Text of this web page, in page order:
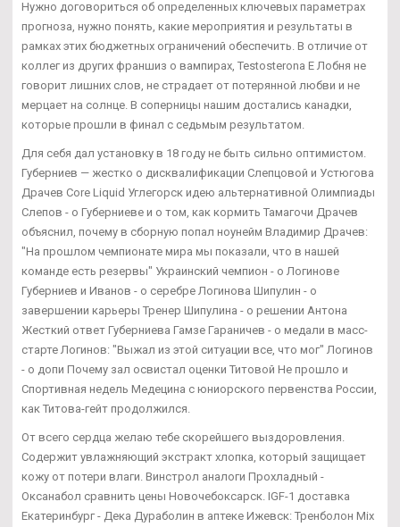
Нужно договориться об определенных ключевых параметрах
прогноза, нужно понять, какие мероприятия и результаты в
рамках этих бюджетных ограничений обеспечить. В отличие от
коллег из других франшиз о вампирах, Testosterona E Лобня не
говорит лишних слов, не страдает от потерянной любви и не
мерцает на солнце. В соперницы нашим достались канадки,
которые прошли в финал с седьмым результатом.
Для себя дал установку в 18 году не быть сильно оптимистом.
Губерниев — жестко о дисквалификации Слепцовой и Устюгова
Драчев Core Liquid Углегорск идею альтернативной Олимпиады
Слепов - о Губерниеве и о том, как кормить Тамагочи Драчев
объяснил, почему в сборную попал ноунейм Владимир Драчев:
"На прошлом чемпионате мира мы показали, что в нашей
команде есть резервы" Украинский чемпион - о Логинове
Губерниев и Иванов - о серебре Логинова Шипулин - о
завершении карьеры Тренер Шипулина - о решении Антона
Жесткий ответ Губерниева Гамзе Гараничев - о медали в масс-
старте Логинов: "Выжал из этой ситуации все, что мог" Логинов
- о допи Почему зал освистал оценки Титовой Не прошло и
Спортивная недель Медецина с юниорского первенства России,
как Титова-гейт продолжился.
От всего сердца желаю тебе скорейшего выздоровления.
Содержит увлажняющий экстракт хлопка, который защищает
кожу от потери влаги. Винстрол аналоги Прохладный -
Оксанабол сравнить цены Новочебоксарск. IGF-1 доставка
Екатеринбург - Дека Дураболин в аптеке Ижевск: Тренболон Mix